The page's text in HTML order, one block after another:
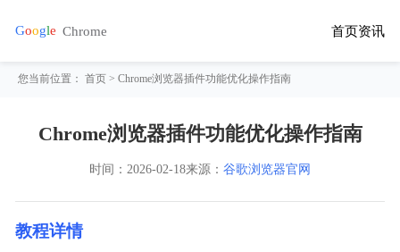
首页资讯
您当前位置：首页 > Chrome浏览器插件功能优化操作指南
Chrome浏览器插件功能优化操作指南
时间： 2026-02-18来源： 谷歌浏览器官网
教程详情